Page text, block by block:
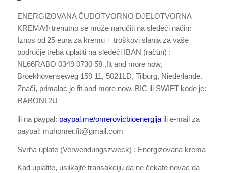
ENERGIZOVANA ČUDOTVORNO DJELOTVORNA
KREMA® trenutno se može naručiti na sledeći način:
Iznos od 25 eura za kremu + troškovi slanja za vaše
područje treba uplatiti na sledeći IBAN (račun) :
NL66RABO 0349 0730 58 ,fit and more now,
Broekhovenseweg 159 11, 5021LD, Tilburg, Niederlande.
Znači, primalac je fit and more now. BIC ili SWIFT kode je:
RABONL2U
ili na paypal: paypal.me/omerovicbioenergijaili e-mail za
paypal: muhomer.fit@gmail.com
Svrha uplate (Verwendungszweck) : Energizovana krema
Kad uplatite, uslikajte transakciju da ne čekate novac da